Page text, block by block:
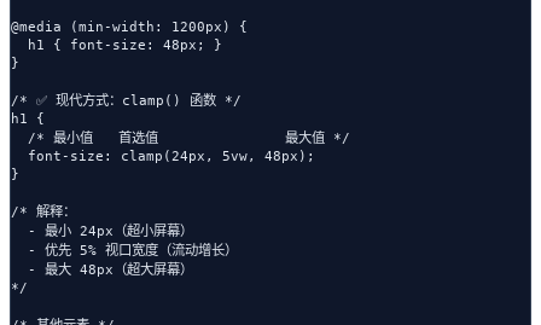
@media (min-width: 1200px) {
  h1 { font-size: 48px; }
}
/* ✅ 现代方式：clamp() 函数 */
h1 {
  /* 最小值   首选值               最大值 */
  font-size: clamp(24px, 5vw, 48px);
}
/* 解释：
  - 最小 24px（超小屏幕）
  - 优先 5% 视口宽度（流动增长）
  - 最大 48px（超大屏幕）
*/